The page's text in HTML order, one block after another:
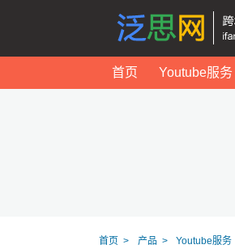
首页 Youtube服务
首页 产品 Youtube服务